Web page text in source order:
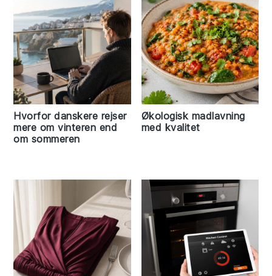
Hvorfor danskere rejser
mere om vinteren end
om sommeren
Økologisk madlavning
med kvalitet